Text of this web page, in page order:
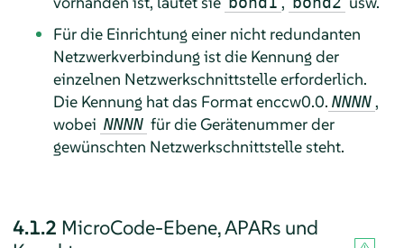
Für die Einrichtung einer nicht redundanten
Netzwerkverbindung ist die Kennung der
einzelnen Netzwerkschnittstelle erforderlich.
Die Kennung hat das Format enccw0.0. NNNN ,
wobei NNNN für die Gerätenummer der
gewünschten Netzwerkschnittstelle steht.
4.1.2 MicroCode-Ebene, APARs und